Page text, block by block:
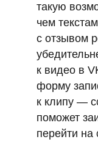
такую
чем
с отзывом
к видео в
форму
к клипу —
поможет
перейти